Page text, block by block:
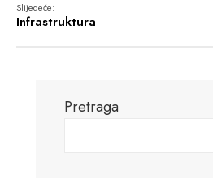
Slijedeće:
Infrastruktura
Pretraga